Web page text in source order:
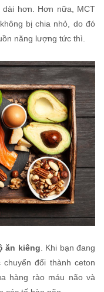
hơn. Hơn nữa, MCT
bị chia nhỏ, do đó
năng lượng tức thì.
ăn kiêng . Khi bạn đang
đổi thành ceton
hàng rào máu não và